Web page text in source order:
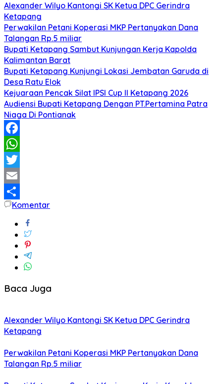
Alexander Wilyo Kantongi SK Ketua DPC Gerindra
Ketapang
Perwakilan Petani Koperasi MKP Pertanyakan Dana
Talangan Rp.5 miliar
Bupati Ketapang Sambut Kunjungan Kerja Kapolda
Kalimantan Barat
Bupati Ketapang Kunjungi Lokasi Jembatan Garuda di
Desa Ratu Elok
Kejuaraan Pencak Silat IPSI Cup II Ketapang 2026
Audiensi Bupati Ketapang Dengan PT.Pertamina Patra
Niaga Di Pontianak
Facebook
WhatsApp
Twitter
Email
Share
Komentar
Baca Juga
Alexander Wilyo Kantongi SK Ketua DPC Gerindra
Ketapang
Perwakilan Petani Koperasi MKP Pertanyakan Dana
Talangan Rp.5 miliar